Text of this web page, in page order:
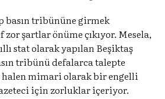
basın tribününe girmek
şartlar önüme çıkıyor. Mesela,
stat olarak yapılan Beşiktaş
tribünü defalarca talepte
mimari olarak bir engelli
için zorluklar içeriyor.